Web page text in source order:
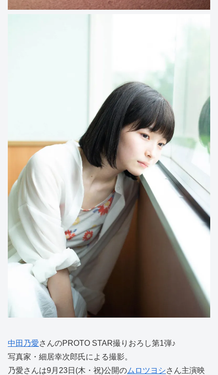
中田乃愛さんのPROTO STAR撮りおろし第1弾♪
写真家・細居幸次郎氏による撮影。
乃愛さんは9月23日(木・祝)公開のムロツヨシさん主演映